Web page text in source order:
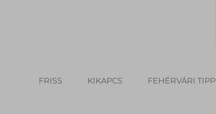
FRISS KIKAPCS FEHÉRVÁRI TIPP